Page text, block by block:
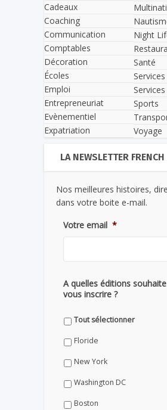
Cadeaux
Coaching
Communication
Comptables
Décoration
Écoles
Emploi
Entrepreneuriat
Evènementiel
Expatriation
Night
Santé
Sports
Voyage
LA NEWSLETTER
Nos meilleures histoires,
dans votre boite e-mail.
Votre email *
A quelles éditions
vous inscrire ?
Tout sélectionner
Floride
New York
Washington DC
Boston